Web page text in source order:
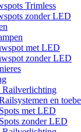
Trimless
zonder LED
met LED
zonder LED
Railverlichting
en
Spots met LED
Spots zonder LED